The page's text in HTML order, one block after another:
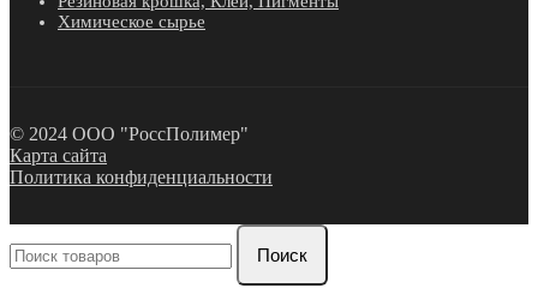
Химическое сырье
© 2024 ООО "РоссПолимер"
Карта сайта
Политика конфиденциальности
Поиск